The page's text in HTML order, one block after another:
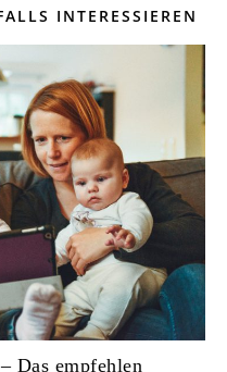
INTERESSIEREN
Das empfehlen